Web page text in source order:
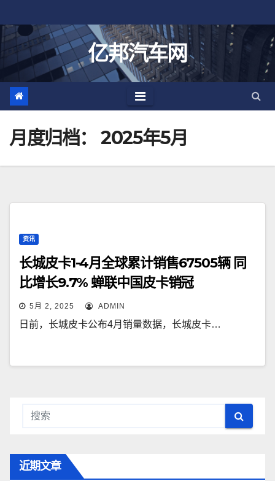
至
亿邦汽车网
月度归档： 2025年5月
资讯
长城皮卡1-4月全球累计销售67505辆 同
比增长9.7% 蝉联中国皮卡销冠
5月 2, 2025 ADMIN
日前，长城皮卡公布4月销量数据，长城皮卡…
近期文章